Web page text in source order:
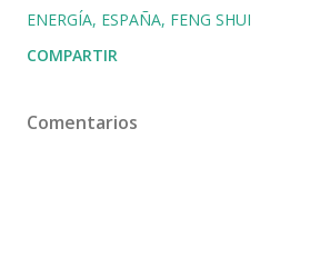
ENERGÍA ESPAÑA FENG SHUI
COMPARTIR
Comentarios